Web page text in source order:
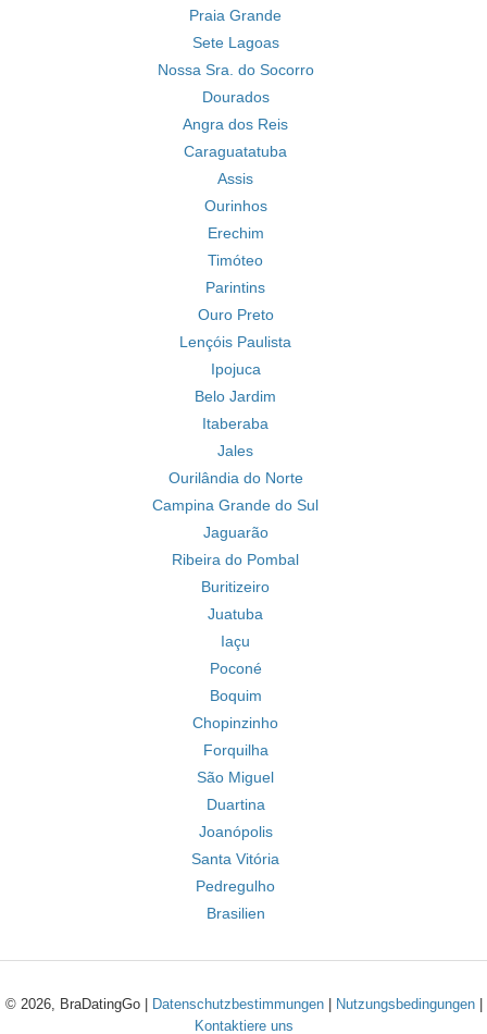
Praia Grande
Sete Lagoas
Nossa Sra. do Socorro
Dourados
Angra dos Reis
Caraguatatuba
Assis
Ourinhos
Erechim
Timóteo
Parintins
Ouro Preto
Lençóis Paulista
Ipojuca
Belo Jardim
Itaberaba
Jales
Ourilândia do Norte
Campina Grande do Sul
Jaguarão
Ribeira do Pombal
Buritizeiro
Juatuba
Iaçu
Poconé
Boquim
Chopinzinho
Forquilha
São Miguel
Duartina
Joanópolis
Santa Vitória
Pedregulho
Brasilien
© 2026, BraDatingGo | Datenschutzbestimmungen| Nutzungsbedingungen|
Kontaktiere uns